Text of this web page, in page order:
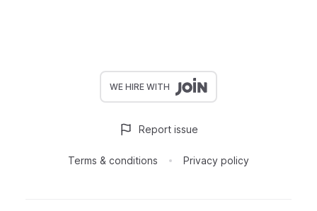
WE HIRE WITH
Terms & conditions Privacy policy
Report issue